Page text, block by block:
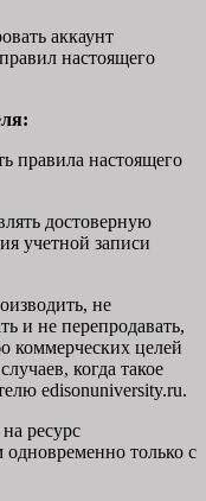
аккаунт
настоящего
правила настоящего
достоверную
учетной записи
не
и не перепродавать,
коммерческих целей
когда такое
edisonuniversity.ru.
ресурс
только с